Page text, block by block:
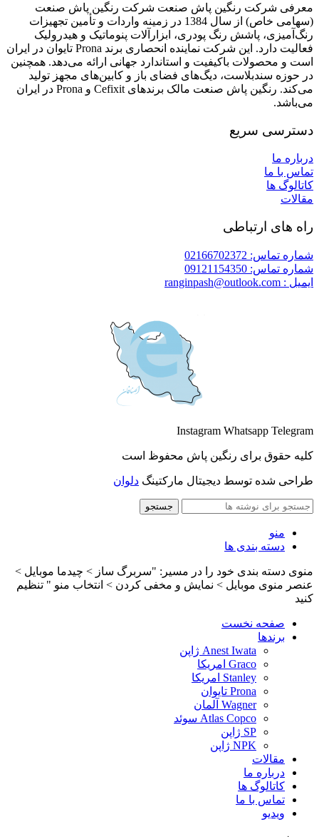
معرفی شرکت رنگین پاش صنعت شرکت رنگین پاش صنعت
(سهامی خاص) از سال 1384 در زمینه واردات و تأمین تجهیزات
رنگ‌آمیزی، پاشش رنگ پودری، ابزارآلات پنوماتیک و هیدرولیک
فعالیت دارد. این شرکت نماینده انحصاری برند Prona تایوان در ایران
است و محصولات باکیفیت و استاندارد جهانی ارائه می‌دهد. همچنین
در حوزه سندبلاست، دیگ‌های فضای باز و کابین‌های مجهز تولید
می‌کند. رنگین پاش صنعت مالک برندهای Cefixit و Prona در ایران
می‌باشد.
دسترسی سریع
درباره ما
تماس با ما
کاتالوگ ها
مقالات
راه های ارتباطی
شماره تماس: 02166702372
شماره تماس: 09121154350
ایمیل : ranginpash@outlook.com
Instagram Whatsapp Telegram
کلیه حقوق برای رنگین پاش محفوظ است
طراحی شده توسط دیجیتال مارکتینگ دلوان
جستجو
منو
دسته بندی ها
منوی دسته بندی خود را در مسیر: "سربرگ ساز > چیدما موبایل >
عنصر منوی موبایل > نمایش و مخفی کردن > انتخاب منو " تنظیم
کنید
صفحه نخست
برندها
Anest Iwata ژاپن
Graco امریکا
Stanley امریکا
Prona تایوان
Wagner آلمان
Atlas Copco سوئد
SP ژاپن
NPK ژاپن
مقالات
درباره ما
کاتالوگ ها
تماس با ما
ویدیو